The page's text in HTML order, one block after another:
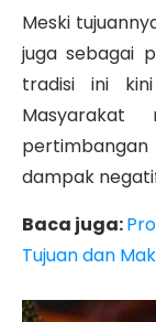
Meski
juga sebagai
tradisi ini
Masyarakat
dampak
Baca juga:
Tujuan dan